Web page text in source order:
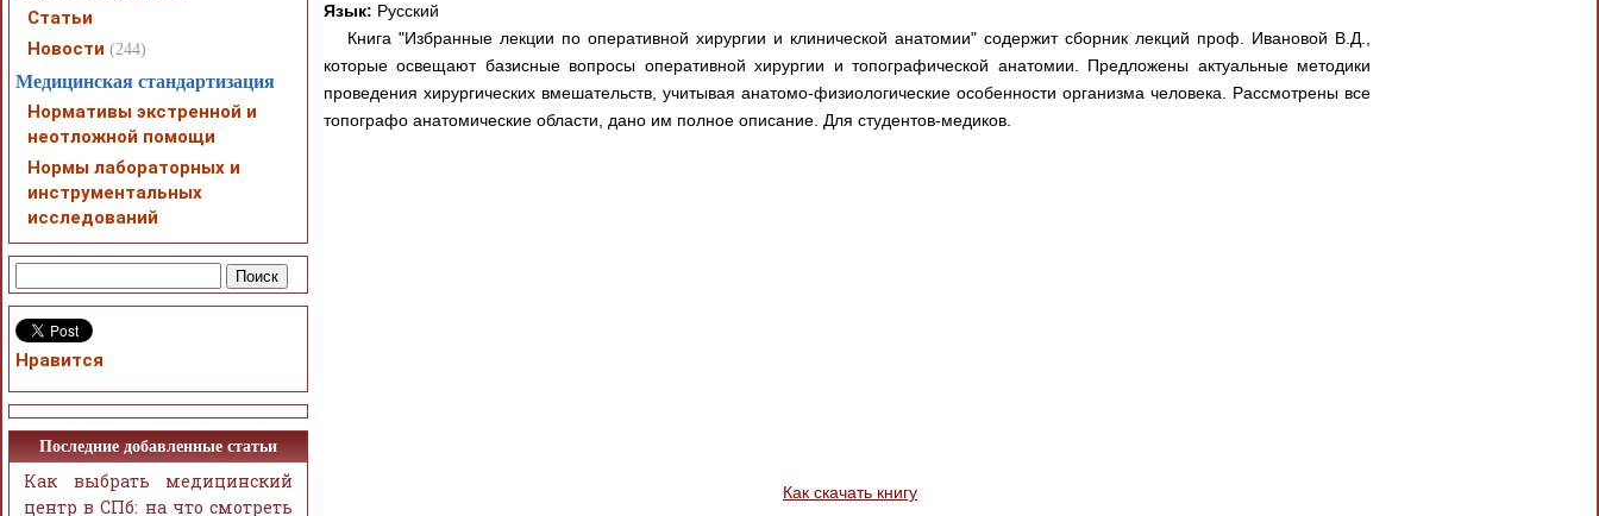
Язык: Русский
Книга "Избранные лекции по оперативной хирургии и клинической анатомии" содержит сборник лекций проф. Ивановой В.Д.,
которые освещают базисные вопросы оперативной хирургии и топографической анатомии. Предложены актуальные методики
проведения хирургических вмешательств, учитывая анатомо-физиологические особенности организма человека. Рассмотрены все
топографо анатомические области, дано им полное описание. Для студентов-медиков.
Как скачать книгу
Статьи
Новости (244)
Медицинская стандартизация
Нормативы экстренной и
неотложной помощи
Нормы лабораторных и
инструментальных
исследований
Нравится
Последние добавленные статьи
Как выбрать медицинский
центр в СПб: на что смотреть